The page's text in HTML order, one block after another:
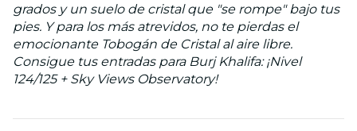
grados y un suelo de cristal que "se rompe" bajo tus
pies. Y para los más atrevidos, no te pierdas el
emocionante Tobogán de Cristal al aire libre.
Consigue tus entradas para Burj Khalifa: ¡Nivel
124/125 + Sky Views Observatory!